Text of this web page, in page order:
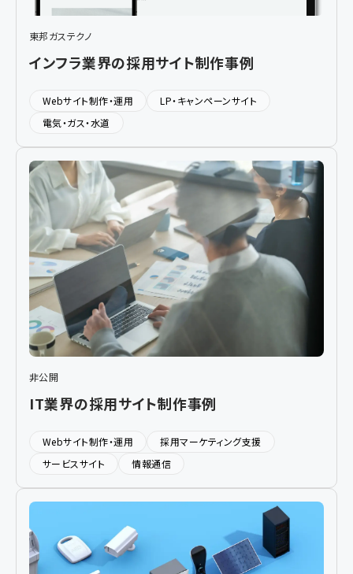
東邦ガステクノ
インフラ業界の採用サイト制作事例
Webサイト制作・運用
LP・キャンペーンサイト
電気・ガス・水道
非公開
IT業界の採用サイト制作事例
Webサイト制作・運用
採用マーケティング支援
サービスサイト
情報通信